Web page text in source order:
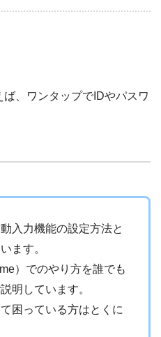
、ワンタップでIDやパスワ
入力機能の設定方法と
ます。
）でのやり方を誰でも
明しています。
困っている方はとくに